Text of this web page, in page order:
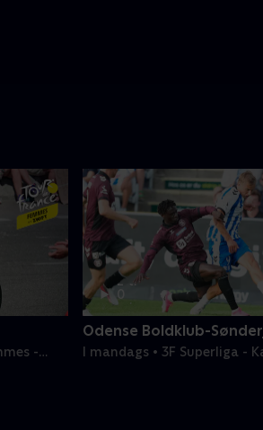
-
2 t.
min
Odense Boldklub-
I mandags • 3F Superliga -